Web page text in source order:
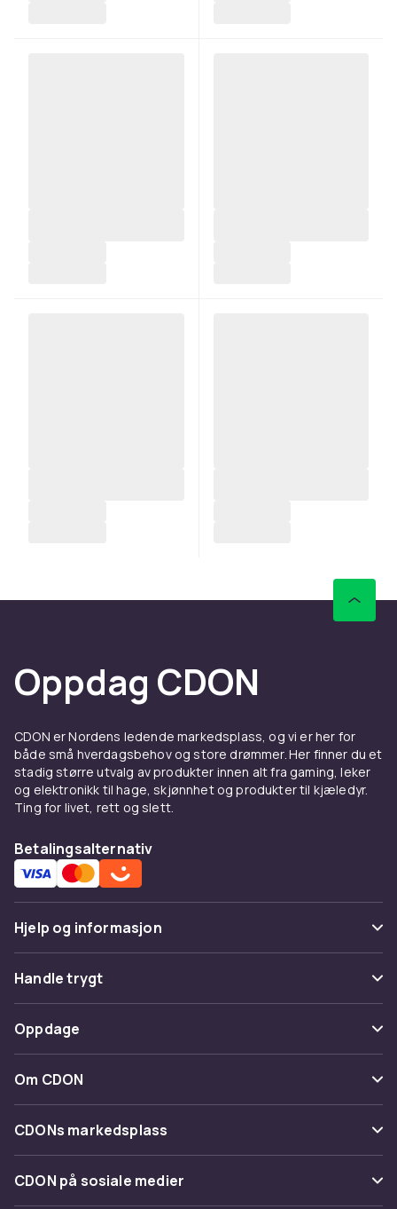
Oppdag CDON
CDON er Nordens ledende markedsplass, og vi er her for
både små hverdagsbehov og store drømmer. Her finner du et
stadig større utvalg av produkter innen alt fra gaming, leker
og elektronikk til hage, skjønnhet og produkter til kjæledyr.
Ting for livet, rett og slett.
Betalingsalternativ
Hjelp og informasjon
Vanlige spørsmål
Spor pakke
Angre & returner her
Kontakt oss
Handle trygt
Betaling
Levering
Tilbakekallinger
Oppdage
Kategorier
Varemerker
Om CDON
Om oss
Kundeanmeldelser
Jobbe på CDON
CDONs markedsplass
Merchant Help Center
CDON på sosiale medier